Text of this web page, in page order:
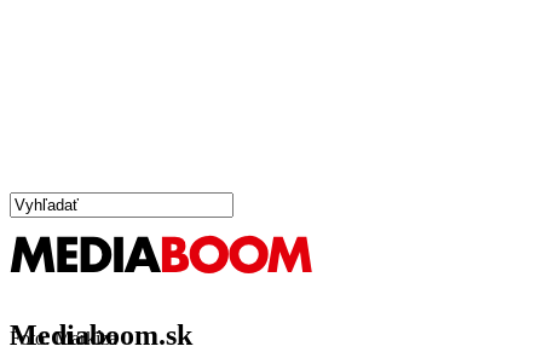
Mediaboom.sk
Foto: Markíza